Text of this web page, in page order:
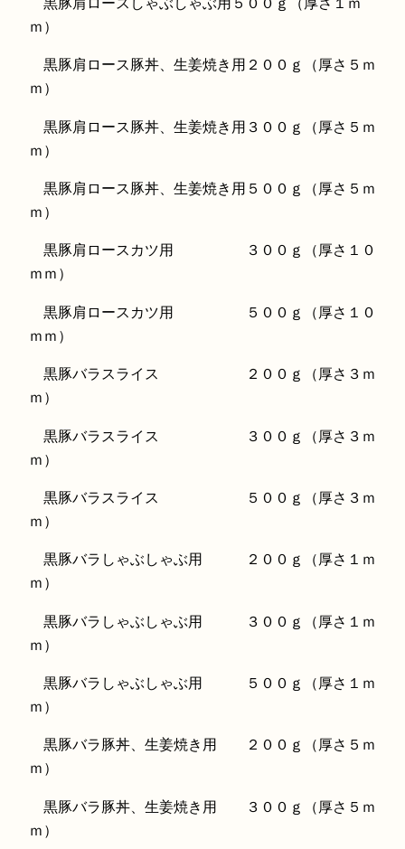
ｍ）
黒豚肩ロース豚丼、生姜焼き用２００ｇ（厚さ５ｍ
ｍ）
黒豚肩ロース豚丼、生姜焼き用３００ｇ（厚さ５ｍ
ｍ）
黒豚肩ロース豚丼、生姜焼き用５００ｇ（厚さ５ｍ
ｍ）
黒豚肩ロースカツ用 ３００ｇ（厚さ１０
ｍｍ）
黒豚肩ロースカツ用 ５００ｇ（厚さ１０
ｍｍ）
黒豚バラスライス ２００ｇ（厚さ３ｍ
ｍ）
黒豚バラスライス ３００ｇ（厚さ３ｍ
ｍ）
黒豚バラスライス ５００ｇ（厚さ３ｍ
ｍ）
黒豚バラしゃぶしゃぶ用 ２００ｇ（厚さ１ｍ
ｍ）
黒豚バラしゃぶしゃぶ用 ３００ｇ（厚さ１ｍ
ｍ）
黒豚バラしゃぶしゃぶ用 ５００ｇ（厚さ１ｍ
ｍ）
黒豚バラ豚丼、生姜焼き用 ２００ｇ（厚さ５ｍ
ｍ）
黒豚バラ豚丼、生姜焼き用 ３００ｇ（厚さ５ｍ
ｍ）